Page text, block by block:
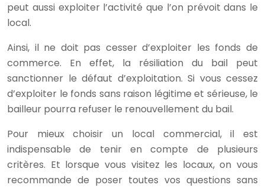
peut aussi exploiter l’activité que l’on prévoit dans le
local.
Ainsi, il ne doit pas cesser d’exploiter les fonds de
commerce. En effet, la résiliation du bail peut
sanctionner le défaut d’exploitation. Si vous cessez
d’exploiter le fonds sans raison légitime et sérieuse, le
bailleur pourra refuser le renouvellement du bail.
Pour mieux choisir un local commercial, il est
indispensable de tenir en compte de plusieurs
critères. Et lorsque vous visitez les locaux, on vous
recommande de poser toutes vos questions sans